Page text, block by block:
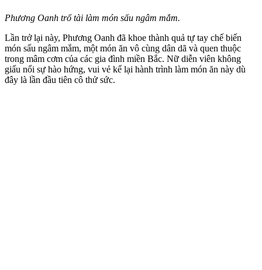
Phương Oanh trổ tài làm món sấu ngâm mắm.
Lần trở lại này, Phương Oanh đã khoe thành quả tự tay chế biến
món sấu ngâm mắm, một món ăn vô cùng dân dã và quen thuộc
trong mâm cơm của các gia đình miền Bắc. Nữ diễn viên không
giấu nổi sự hào hứng, vui vẻ kể lại hành trình làm món ăn này dù
đây là lần đầu tiên cô thử sức.